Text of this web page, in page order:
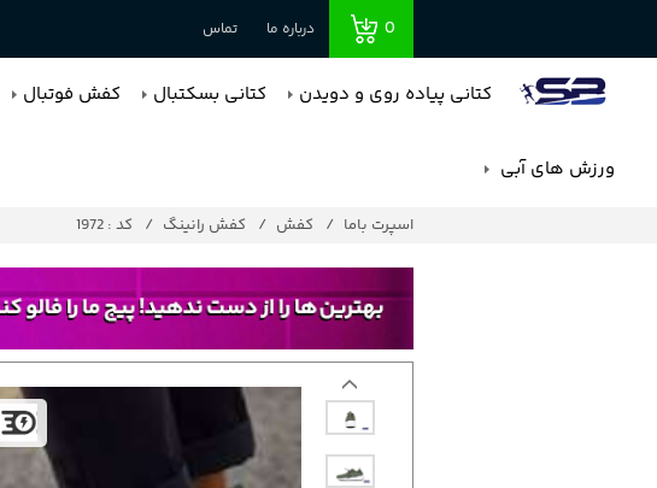
0 درباره ما تماس
کتانی پیاده روی و دویدن کتانی بسکتبال کفش فوتبال
ورزش های آبی
اسپرت باما کفش کفش رانینگ کد : 1972